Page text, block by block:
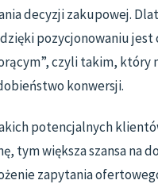
decyzji zakupowej.
pozycjonowaniu jest
czyli takim, który
konwersji.
potencjalnych
tym większa szansa na
zapytania